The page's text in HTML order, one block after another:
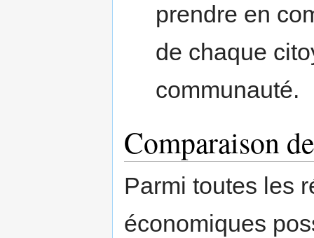
prendre en
de chaque
communauté.
Comparaison
Parmi toutes les
économiques